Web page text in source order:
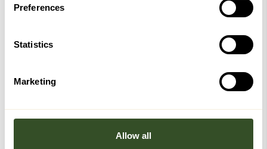
Preferences
Statistics
Marketing
Allow all